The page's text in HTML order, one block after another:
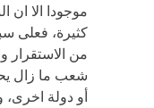
موجودا الا
كثيرة، فعلى
من الاستقرار
شعب ما زال
أو دولة اخرى،